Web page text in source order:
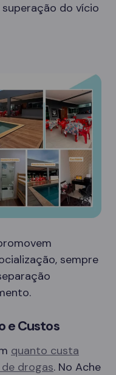
do vício
sempre
e Custos
quanto custa
drogas. No Ache